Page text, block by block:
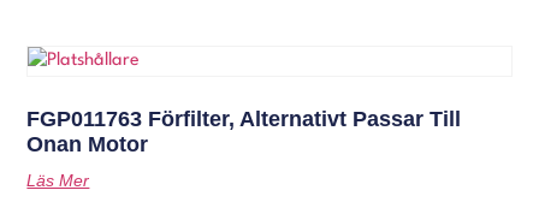
FGP011763 Förfilter, Alternativt Passar Till
Onan Motor
Läs Mer